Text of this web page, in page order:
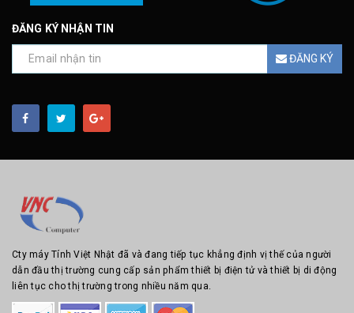
ĐĂNG KÝ NHẬN TIN
ĐĂNG KÝ
Cty máy Tính Việt Nhật đã và đang tiếp tục khẳng định vị thế của người
dẫn đầu thị trường cung cấp sản phẩm thiết bị điện tử và thiết bị di động
liên tục cho thị trường trong nhiều năm qua.